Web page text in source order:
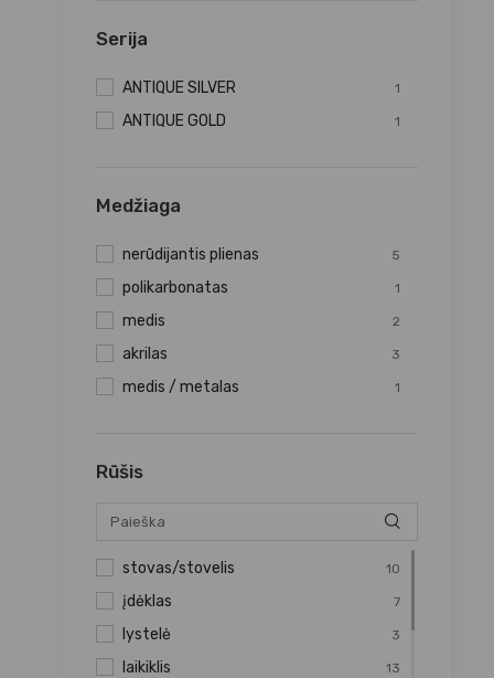
Serija
ANTIQUE SILVER 1
ANTIQUE GOLD 1
Medžiaga
nerūdijantis plienas 5
polikarbonatas 1
medis 2
akrilas 3
medis / metalas 1
Rūšis
stovas/stovelis 10
įdėklas 7
lystelė 3
laikiklis 13